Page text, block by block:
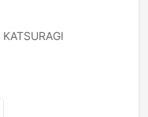
KATSURAGI